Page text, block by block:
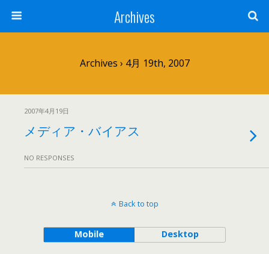
Archives
Archives › 4月 19th, 2007
2007年4月19日
メディア・バイアス
NO RESPONSES
Back to top
Mobile Desktop